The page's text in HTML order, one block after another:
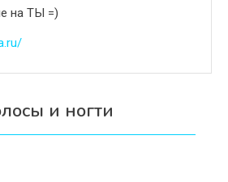
на ТЫ =)
и ногти